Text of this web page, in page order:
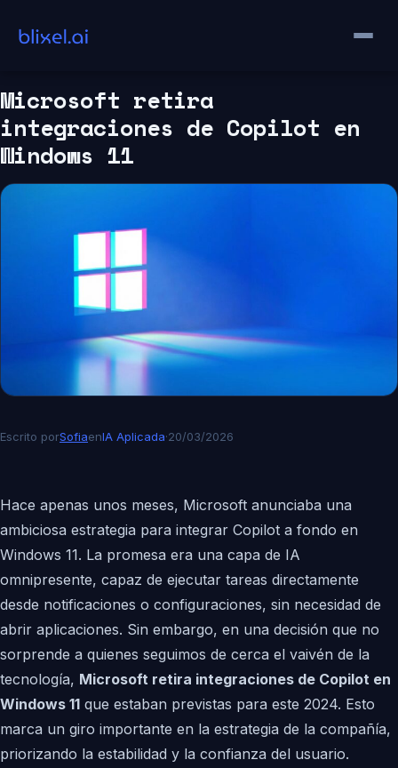
contenido
Microsoft retira
integraciones de Copilot en
Windows 11
Escrito porSofiaenIA Aplicada·20/03/2026
Hace apenas unos meses, Microsoft anunciaba una
ambiciosa estrategia para integrar Copilot a fondo en
Windows 11. La promesa era una capa de IA
omnipresente, capaz de ejecutar tareas directamente
desde notificaciones o configuraciones, sin necesidad de
abrir aplicaciones. Sin embargo, en una decisión que no
sorprende a quienes seguimos de cerca el vaivén de la
tecnología, Microsoft retira integraciones de Copilot en
Windows 11 que estaban previstas para este 2024. Esto
marca un giro importante en la estrategia de la compañía,
priorizando la estabilidad y la confianza del usuario.